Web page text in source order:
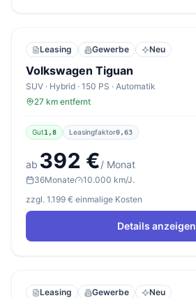
Leasing Gewerbe Neu
Volkswagen Tiguan
SUV · Hybrid · 150 PS · Automatik
27 km entfernt
Gut1,8 Leasingfaktor0,63
ab 392 €/ Monat
36Monate
10.000 km/J.
zzgl. 1.199 € einmalige Kosten
Details anzeigen
Leasing Gewerbe Neu